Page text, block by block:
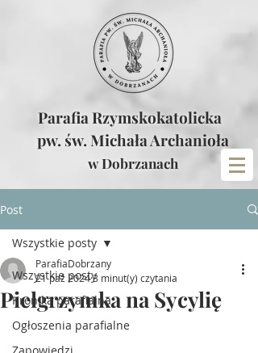
Parafia Rzymskokatolicka
pw. św. Michała Archanioła
w Dobrzanach
Post
Wszystkie posty
Kronika parafialna
Ogłoszenia parafialne
Wszystkie posty
Pielgrzymka na Sycylię
ParafiaDobrzany
21 paź 20243 minut(y) czytania